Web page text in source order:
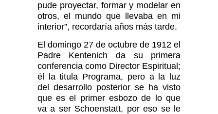
pude proyectar, formar y modelar en
otros, el mundo que llevaba en mi
interior”, recordaría años más tarde.
El domingo 27 de octubre de 1912 el
Padre Kentenich da su primera
conferencia como Director Espiritual;
él la titula Programa, pero a la luz
del desarrollo posterior se ha visto
que es el primer esbozo de lo que
va a ser Schoenstatt, por eso se le